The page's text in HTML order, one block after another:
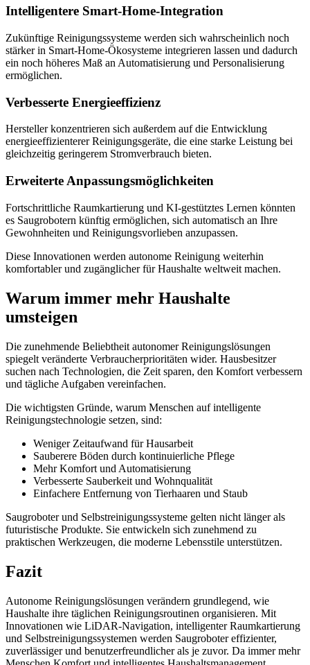
Intelligentere Smart-Home-Integration
Zukünftige Reinigungssysteme werden sich wahrscheinlich noch
stärker in Smart-Home-Ökosysteme integrieren lassen und dadurch
ein noch höheres Maß an Automatisierung und Personalisierung
ermöglichen.
Verbesserte Energieeffizienz
Hersteller konzentrieren sich außerdem auf die Entwicklung
energieeffizienterer Reinigungsgeräte, die eine starke Leistung bei
gleichzeitig geringerem Stromverbrauch bieten.
Erweiterte Anpassungsmöglichkeiten
Fortschrittliche Raumkartierung und KI-gestütztes Lernen könnten
es Saugrobotern künftig ermöglichen, sich automatisch an Ihre
Gewohnheiten und Reinigungsvorlieben anzupassen.
Diese Innovationen werden autonome Reinigung weiterhin
komfortabler und zugänglicher für Haushalte weltweit machen.
Warum immer mehr Haushalte
umsteigen
Die zunehmende Beliebtheit autonomer Reinigungslösungen
spiegelt veränderte Verbraucherprioritäten wider. Hausbesitzer
suchen nach Technologien, die Zeit sparen, den Komfort verbessern
und tägliche Aufgaben vereinfachen.
Die wichtigsten Gründe, warum Menschen auf intelligente
Reinigungstechnologie setzen, sind:
Weniger Zeitaufwand für Hausarbeit
Sauberere Böden durch kontinuierliche Pflege
Mehr Komfort und Automatisierung
Verbesserte Sauberkeit und Wohnqualität
Einfachere Entfernung von Tierhaaren und Staub
Saugroboter und Selbstreinigungssysteme gelten nicht länger als
futuristische Produkte. Sie entwickeln sich zunehmend zu
praktischen Werkzeugen, die moderne Lebensstile unterstützen.
Fazit
Autonome Reinigungslösungen verändern grundlegend, wie
Haushalte ihre täglichen Reinigungsroutinen organisieren. Mit
Innovationen wie LiDAR-Navigation, intelligenter Raumkartierung
und Selbstreinigungssystemen werden Saugroboter effizienter,
zuverlässiger und benutzerfreundlicher als je zuvor. Da immer mehr